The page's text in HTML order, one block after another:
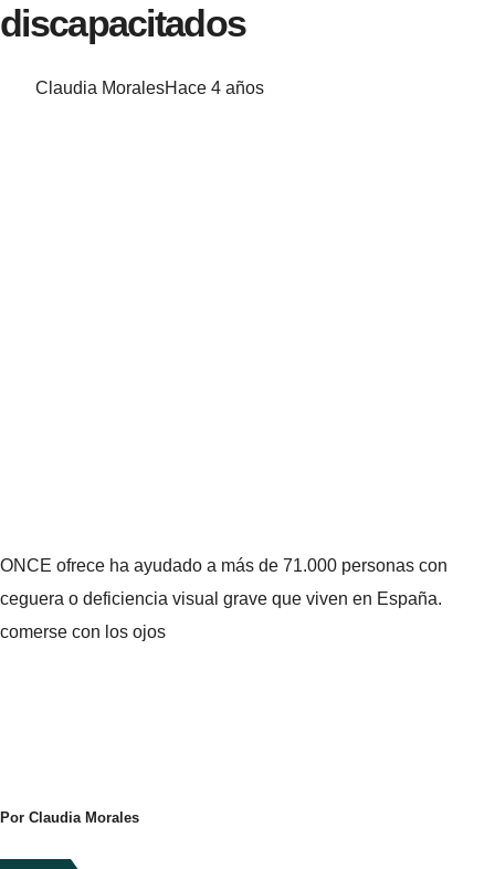
discapacitados
Claudia MoralesHace 4 años
ONCE ofrece ha ayudado a más de 71.000 personas con
ceguera o deficiencia visual grave que viven en España.
comerse con los ojos
Por Claudia Morales